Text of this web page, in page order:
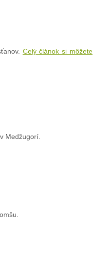
Celý článok si môžete
Medžugorí.